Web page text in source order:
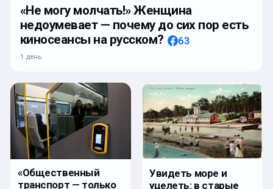
«Не могу молчать!» Женщина
недоумевает — почему до сих пор есть
киносеансы на русском?
63
1 день
«Общественный
транспорт — только
Увидеть море и
уцелеть: в старые